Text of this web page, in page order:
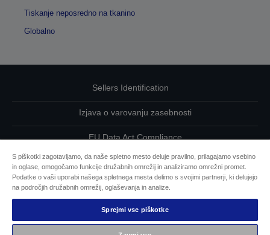
Tiskanje neposredno na tkanino
Globalno
Sellers Identification
Izjava o varovanju zasebnosti
EU Data Act Compliance
Kontaktirajte nas glede svojih podatkov
Informacije o piškotkih
Epsonova zavezanost dostopnosti
S piškotki zagotavljamo, da naše spletno mesto deluje pravilno, prilagajamo vsebino
in oglase, omogočamo funkcije družabnih omrežij in analiziramo omrežni promet.
Podatke o vaši uporabi našega spletnega mesta delimo s svojimi partnerji, ki delujejo
na področjih družabnih omrežij, oglaševanja in analize.
Sprejmi vse piškotke